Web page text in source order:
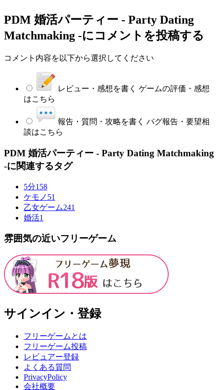
PDM 婚活パーティー - Party Dating
Matchmaking -にコメントを投稿する
コメント内容を以下から選択してください
レビュー・感想を書く ゲームの評価・感想
はこちら
報告・質問・攻略を書く バグ報告・要望相
談はこちら
PDM 婚活パーティー - Party Dating Matchmaking
-に関連するタグ
5分158
ケモノ 51
乙女ゲーム241
婚活1
雰囲気の近いフリーゲーム
サインイン・登録
フリーゲームとは
フリーゲーム投稿
レビュアー登録
よくある質問
PrivacyPolicy
会社概要